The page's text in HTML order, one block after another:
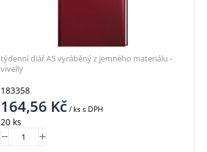
183358
164,56 Kč/ kss DPH
20 ks
týdenní diář A5 vyráběný z jemného materiálu -
vivelly